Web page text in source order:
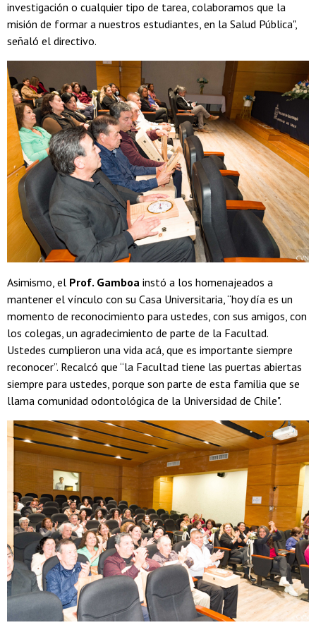
investigación o cualquier tipo de tarea, colaboramos que la
misión de formar a nuestros estudiantes, en la Salud Pública",
señaló el directivo.
Asimismo, el Prof. Gamboa instó a los homenajeados a
mantener el vínculo con su Casa Universitaria, “hoy día es un
momento de reconocimiento para ustedes, con sus amigos, con
los colegas, un agradecimiento de parte de la Facultad.
Ustedes cumplieron una vida acá, que es importante siempre
reconocer”. Recalcó que “la Facultad tiene las puertas abiertas
siempre para ustedes, porque son parte de esta familia que se
llama comunidad odontológica de la Universidad de Chile".